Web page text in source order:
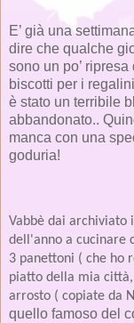
E’ già una
dire che qualche
sono un po’
biscotti per i
è stato un terribile
abbandonato..
manca con una
goduria!
Vabbè dai
dell'anno a cucinare
3 panettoni ( che ho
piatto della mia
arrosto ( copiate da
quello famoso del